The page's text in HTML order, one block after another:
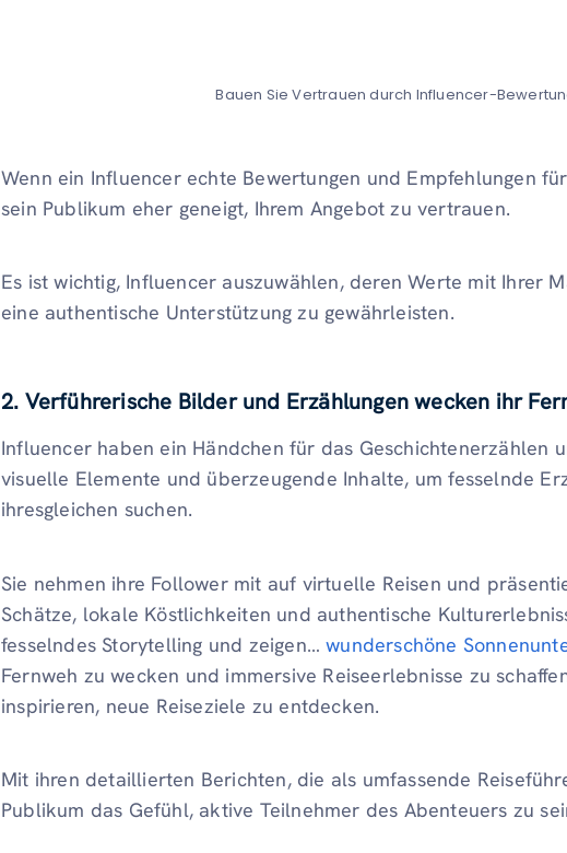
Bauen Sie Vertrauen durch Influencer-
Wenn ein Influencer echte Bewertungen und Empfehlungen
sein Publikum eher geneigt, Ihrem Angebot zu vertrauen.
Es ist wichtig, Influencer auszuwählen, deren Werte mit Ihrer
eine authentische Unterstützung zu gewährleisten.
2. Verführerische Bilder und Erzählungen wecken ihr
Influencer haben ein Händchen für das Geschichtenerzählen
visuelle Elemente und überzeugende Inhalte, um fesselnde
ihresgleichen suchen.
Sie nehmen ihre Follower mit auf virtuelle Reisen und
Schätze, lokale Köstlichkeiten und authentische
fesselndes Storytelling und zeigen…wunderschöne
Fernweh zu wecken und immersive Reiseerlebnisse zu
inspirieren, neue Reiseziele zu entdecken.
Mit ihren detaillierten Berichten, die als umfassende
Publikum das Gefühl, aktive Teilnehmer des Abenteuers zu